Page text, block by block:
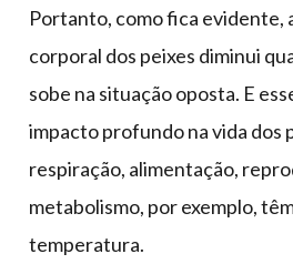
Portanto, como fica evidente,
corporal dos peixes diminui
sobe na situação oposta. E
impacto profundo na vida dos
respiração, alimentação,
metabolismo, por exemplo,
temperatura.